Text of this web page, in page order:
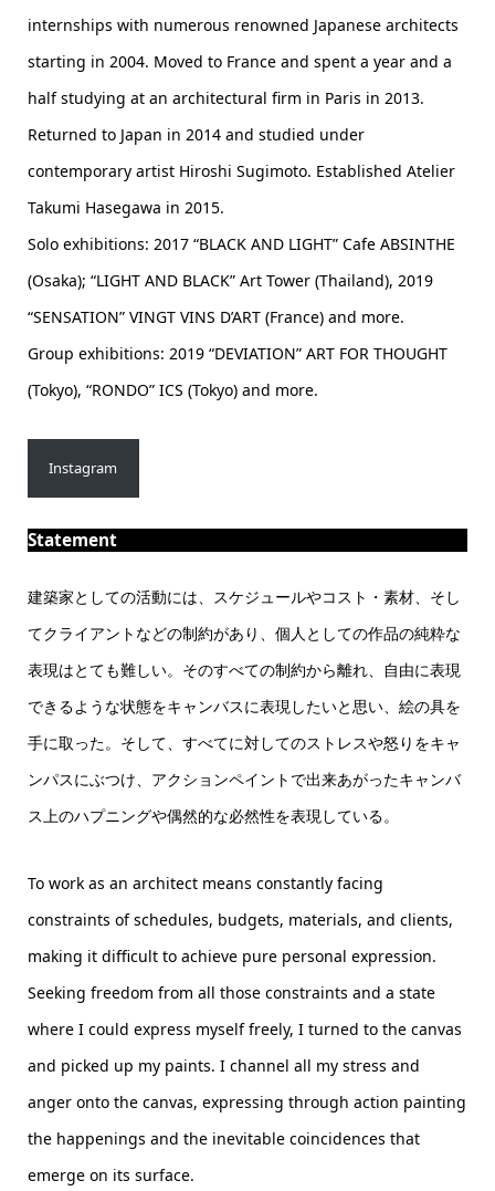
internships with numerous renowned Japanese architects
starting in 2004. Moved to France and spent a year and a
half studying at an architectural firm in Paris in 2013.
Returned to Japan in 2014 and studied under
contemporary artist Hiroshi Sugimoto. Established Atelier
Takumi Hasegawa in 2015.
Solo exhibitions: 2017 “BLACK AND LIGHT” Cafe ABSINTHE
(Osaka); “LIGHT AND BLACK” Art Tower (Thailand), 2019
“SENSATION” VINGT VINS D’ART (France) and more.
Group exhibitions: 2019 “DEVIATION” ART FOR THOUGHT
(Tokyo), “RONDO” ICS (Tokyo) and more.
Instagram
Statement
建築家としての活動には、スケジュールやコスト・素材、そし
てクライアントなどの制約があり、個人としての作品の純粋な
表現はとても難しい。そのすべての制約から離れ、自由に表現
できるような状態をキャンバスに表現したいと思い、絵の具を
手に取った。そして、すべてに対してのストレスや怒りをキャ
ンパスにぶつけ、アクションペイントで出来あがったキャンバ
ス上のハプニングや偶然的な必然性を表現している。
To work as an architect means constantly facing
constraints of schedules, budgets, materials, and clients,
making it difficult to achieve pure personal expression.
Seeking freedom from all those constraints and a state
where I could express myself freely, I turned to the canvas
and picked up my paints. I channel all my stress and
anger onto the canvas, expressing through action painting
the happenings and the inevitable coincidences that
emerge on its surface.